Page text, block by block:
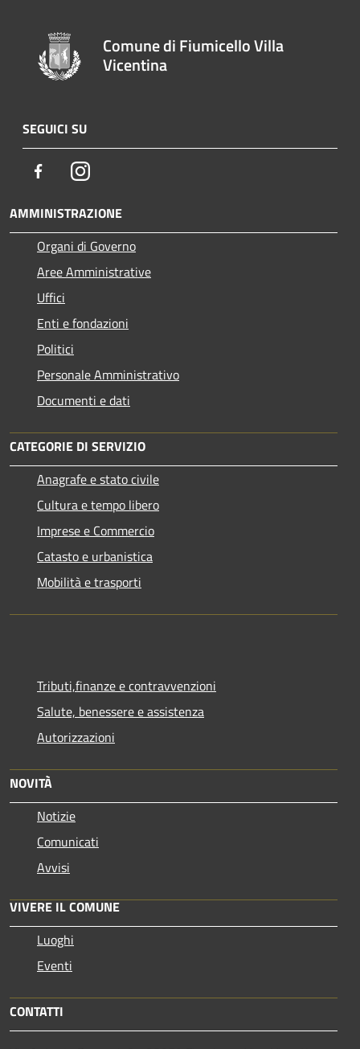
Comune di Fiumicello Villa
Vicentina
SEGUICI SU
FacebookInstagram
AMMINISTRAZIONE
Organi di Governo
Aree Amministrative
Uffici
Enti e fondazioni
Politici
Personale Amministrativo
Documenti e dati
CATEGORIE DI SERVIZIO
Anagrafe e stato civile
Cultura e tempo libero
Imprese e Commercio
Catasto e urbanistica
Mobilità e trasporti
Tributi,finanze e contravvenzioni
Salute, benessere e assistenza
Autorizzazioni
NOVITÀ
Notizie
Comunicati
Avvisi
VIVERE IL COMUNE
Luoghi
Eventi
CONTATTI